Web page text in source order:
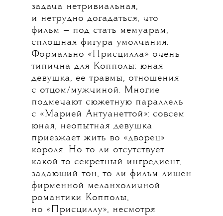
задача нетривиальная,
и нетрудно догадаться, что
фильм — под стать мемуарам,
сплошная фигура умолчания.
Формально «Присцилла» очень
типична для Копполы: юная
девушка, ее травмы, отношения
с отцом/мужчиной. Многие
подмечают сюжетную параллель
с «Марией Антуанеттой»: совсем
юная, неопытная девушка
приезжает жить во «дворец»
короля. Но то ли отсутствует
какой-то секретный ингредиент,
задающий тон, то ли фильм лишен
фирменной меланхоличной
романтики Копполы,
но «Присциллу», несмотря